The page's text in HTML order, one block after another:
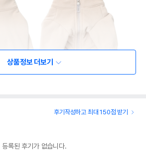
상품정보 더보기
후기작성하고 최대 150점 받기
등록된 후기가 없습니다.